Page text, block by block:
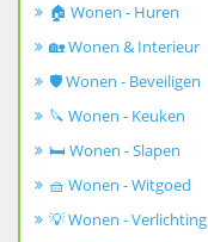
🏠 Wonen - Huren
🏡 Wonen & Interieur
🛡️ Wonen - Beveiligen
🔪 Wonen - Keuken
🛏️ Wonen - Slapen
🧺 Wonen - Witgoed
💡 Wonen - Verlichting